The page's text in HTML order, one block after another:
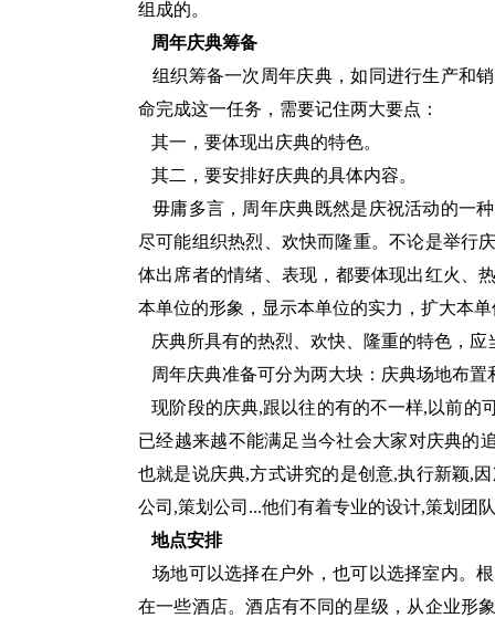
组成的。
周年庆典筹备
组织筹备一次周年庆典，如同进行生产和
命完成这一任务，需要记住两大要点：
其一，要体现出庆典的特色。
其二，要安排好庆典的具体内容。
毋庸多言，周年庆典既然是庆祝活动的一
尽可能组织热烈、欢快而隆重。不论是举行
体出席者的情绪、表现，都要体现出红火
本单位的形象，显示本单位的实力，扩大本
庆典所具有的热烈、欢快、隆重的特色，
周年庆典准备可分为两大块：庆典场地布置
现阶段的庆典,跟以往的有的不一样,以前的
已经越来越不能满足当今社会大家对庆典的
也就是说庆典,方式讲究的是创意,执行新颖,
公司,策划公司...他们有着专业的设计,策划团
地点安排
场地可以选择在户外，也可以选择室内。
在一些酒店。酒店有不同的星级，从企业形